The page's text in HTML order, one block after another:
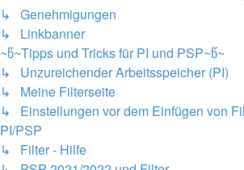
↳ Genehmigungen
↳ Linkbanner
~წ~Tipps und Tricks für PI und PSP~წ~
↳ Unzureichender Arbeitsspeicher (PI)
↳ Meine Filterseite
↳ Einstellungen vor dem Einfügen von
PI/PSP
↳ Filter - Hilfe